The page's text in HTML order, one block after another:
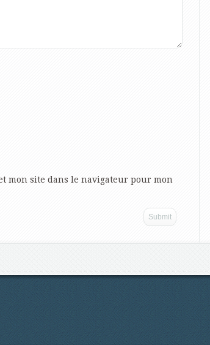
mon site dans le navigateur pour mon